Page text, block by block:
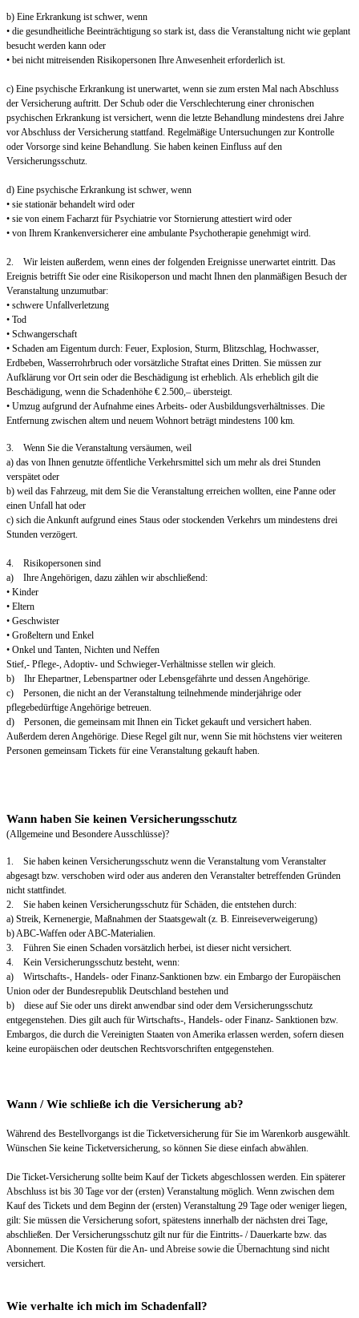
b) Eine Erkrankung ist schwer, wenn
• die gesundheitliche Beeinträchtigung so stark ist, dass die Veranstaltung nicht wie geplant
besucht werden kann oder
• bei nicht mitreisenden Risikopersonen Ihre Anwesenheit erforderlich ist.
c) Eine psychische Erkrankung ist unerwartet, wenn sie zum ersten Mal nach Abschluss
der Versicherung auftritt. Der Schub oder die Verschlechterung einer chronischen
psychischen Erkrankung ist versichert, wenn die letzte Behandlung mindestens drei Jahre
vor Abschluss der Versicherung stattfand. Regelmäßige Untersuchungen zur Kontrolle
oder Vorsorge sind keine Behandlung. Sie haben keinen Einfluss auf den
Versicherungsschutz.
d) Eine psychische Erkrankung ist schwer, wenn
• sie stationär behandelt wird oder
• sie von einem Facharzt für Psychiatrie vor Stornierung attestiert wird oder
• von Ihrem Krankenversicherer eine ambulante Psychotherapie genehmigt wird.
2. Wir leisten außerdem, wenn eines der folgenden Ereignisse unerwartet eintritt. Das
Ereignis betrifft Sie oder eine Risikoperson und macht Ihnen den planmäßigen Besuch der
Veranstaltung unzumutbar:
• schwere Unfallverletzung
• Tod
• Schwangerschaft
• Schaden am Eigentum durch: Feuer, Explosion, Sturm, Blitzschlag, Hochwasser,
Erdbeben, Wasserrohrbruch oder vorsätzliche Straftat eines Dritten. Sie müssen zur
Aufklärung vor Ort sein oder die Beschädigung ist erheblich. Als erheblich gilt die
Beschädigung, wenn die Schadenhöhe € 2.500,– übersteigt.
• Umzug aufgrund der Aufnahme eines Arbeits- oder Ausbildungsverhältnisses. Die
Entfernung zwischen altem und neuem Wohnort beträgt mindestens 100 km.
3. Wenn Sie die Veranstaltung versäumen, weil
a) das von Ihnen genutzte öffentliche Verkehrsmittel sich um mehr als drei Stunden
verspätet oder
b) weil das Fahrzeug, mit dem Sie die Veranstaltung erreichen wollten, eine Panne oder
einen Unfall hat oder
c) sich die Ankunft aufgrund eines Staus oder stockenden Verkehrs um mindestens drei
Stunden verzögert.
4. Risikopersonen sind
a) Ihre Angehörigen, dazu zählen wir abschließend:
• Kinder
• Eltern
• Geschwister
• Großeltern und Enkel
• Onkel und Tanten, Nichten und Neffen
Stief,- Pflege-, Adoptiv- und Schwieger-Verhältnisse stellen wir gleich.
b) Ihr Ehepartner, Lebenspartner oder Lebensgefährte und dessen Angehörige.
c) Personen, die nicht an der Veranstaltung teilnehmende minderjährige oder
pflegebedürftige Angehörige betreuen.
d) Personen, die gemeinsam mit Ihnen ein Ticket gekauft und versichert haben.
Außerdem deren Angehörige. Diese Regel gilt nur, wenn Sie mit höchstens vier weiteren
Personen gemeinsam Tickets für eine Veranstaltung gekauft haben.
Wann haben Sie keinen Versicherungsschutz
(Allgemeine und Besondere Ausschlüsse)?
1. Sie haben keinen Versicherungsschutz wenn die Veranstaltung vom Veranstalter
abgesagt bzw. verschoben wird oder aus anderen den Veranstalter betreffenden Gründen
nicht stattfindet.
2. Sie haben keinen Versicherungsschutz für Schäden, die entstehen durch:
a) Streik, Kernenergie, Maßnahmen der Staatsgewalt (z. B. Einreiseverweigerung)
b) ABC-Waffen oder ABC-Materialien.
3. Führen Sie einen Schaden vorsätzlich herbei, ist dieser nicht versichert.
4. Kein Versicherungsschutz besteht, wenn:
a) Wirtschafts-, Handels- oder Finanz-Sanktionen bzw. ein Embargo der Europäischen
Union oder der Bundesrepublik Deutschland bestehen und
b) diese auf Sie oder uns direkt anwendbar sind oder dem Versicherungsschutz
entgegenstehen. Dies gilt auch für Wirtschafts-, Handels- oder Finanz- Sanktionen bzw.
Embargos, die durch die Vereinigten Staaten von Amerika erlassen werden, sofern diesen
keine europäischen oder deutschen Rechtsvorschriften entgegenstehen.
Wann / Wie schließe ich die Versicherung ab?
Während des Bestellvorgangs ist die Ticketversicherung für Sie im Warenkorb ausgewählt.
Wünschen Sie keine Ticketversicherung, so können Sie diese einfach abwählen.
Die Ticket-Versicherung sollte beim Kauf der Tickets abgeschlossen werden. Ein späterer
Abschluss ist bis 30 Tage vor der (ersten) Veranstaltung möglich. Wenn zwischen dem
Kauf des Tickets und dem Beginn der (ersten) Veranstaltung 29 Tage oder weniger liegen,
gilt: Sie müssen die Versicherung sofort, spätestens innerhalb der nächsten drei Tage,
abschließen. Der Versicherungsschutz gilt nur für die Eintritts- / Dauerkarte bzw. das
Abonnement. Die Kosten für die An- und Abreise sowie die Übernachtung sind nicht
versichert.
Wie verhalte ich mich im Schadenfall?